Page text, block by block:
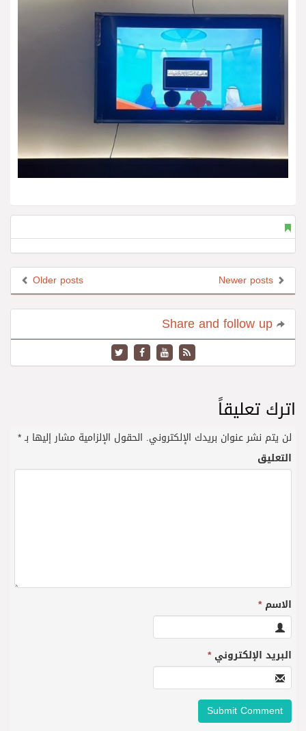
Older posts
اترك تعليقاً
لن يتم نشر عنوان بريدك الإلكتروني. الحقول الإلزامية مشار إليها بـ*
التعليق
الاسم*
البريد الإلكتروني*